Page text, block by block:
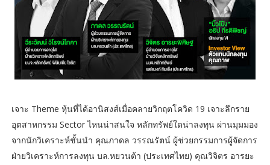
เจาะ Theme หุ้นที่ได้อานิสงส์เมื่อคลายวิกฤตโควิด 19 เจาะลึกราย
อุตสาหกรรม Sector ไหนน่าสนใจ หลักทรัพย์ใดน่าลงทุน ผ่านมุมมอง
จากนักวิเคราะห์ชั้นนำ คุณภาดล วรรณรัตน์ ผู้ช่วยกรรมการผู้จัดการ
ฝ่ายวิเคราะห์การลงทุน บล.หยวนต้า (ประเทศไทย) คุณวิจิตร อารยะ